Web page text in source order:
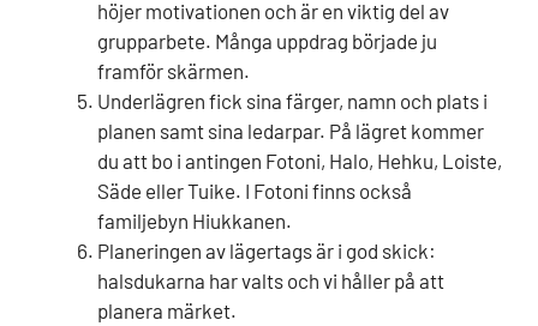
höjer motivationen och är en viktig del av
grupparbete. Många uppdrag började ju
framför skärmen.
Underlägren fick sina färger, namn och plats i
planen samt sina ledarpar. På lägret kommer
du att bo i antingen Fotoni, Halo, Hehku, Loiste,
Säde eller Tuike. I Fotoni finns också
familjebyn Hiukkanen.
Planeringen av lägertags är i god skick:
halsdukarna har valts och vi håller på att
planera märket.